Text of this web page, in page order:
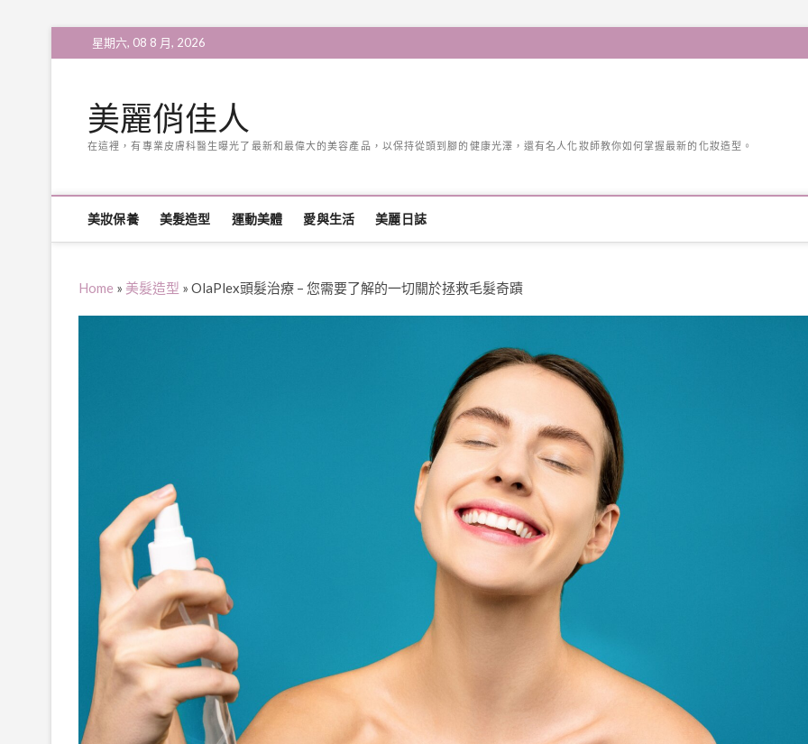
to
星期六, 08 8 月, 2026
美麗俏佳人
在這裡，有專業皮膚科醫生曝光了最新和最偉大的美容產品，以保持從頭到腳的健康光澤，還有名人化妝師教你如何掌握最新的化妝造型。
美妝保養 美髮造型 運動美體 愛與生活 美麗日誌
Home » 美髮造型 » OlaPlex頭髮治療 – 您需要了解的一切關於拯救毛髮奇蹟